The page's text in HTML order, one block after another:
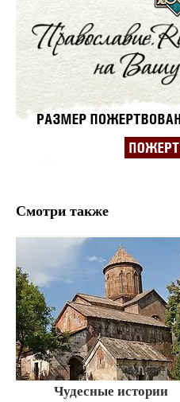
Смотри также
Чудесные истории